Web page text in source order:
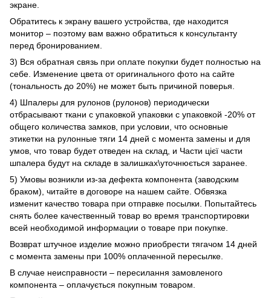
экране.
Обратитесь к экрану вашего устройства, где находится
монитор – поэтому вам важно обратиться к консультанту
перед бронированием.
3) Вся обратная связь при оплате покупки будет полностью на
себе. Изменение цвета от оригинального фото на сайте
(тональность до 20%) не может быть причиной поверья.
4) Шпалеры для рулонов (рулонов) периодически
отбрасывают ткани с упаковкой упаковки с упаковкой -20% от
общего количества замков, при условии, что основные
этикетки на рулонные тяги 14 дней с момента замены и для
умов, что товар будет отведен на склад, и Части цієї части
шпалера будут на складе в залишках\уточнюється заранее.
5) Умовы возникли из-за дефекта компонента (заводским
браком), читайте в договоре на нашем сайте. Обвязка
изменит качество товара при отправке посылки. Попытайтесь
снять более качественный товар во время транспортировки
всей необходимой информации о товаре при покупке.
Возврат штучное изделие можно приобрести тягачом 14 дней
с момента замены при 100% оплаченной пересылке.
В случае неисправности – пересилання замовленого
компонента – оплачується покупным товаром.